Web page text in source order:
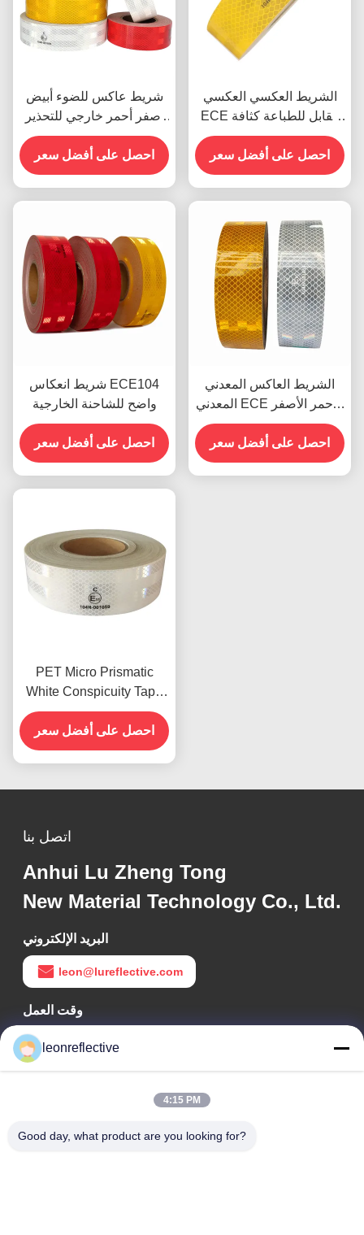
شريط عاكس للضوء أبيض
أصفر أحمر خارجي للتحذير
ECE للمقطورات
احصل على أفضل سعر
الشريط العكسي العكسي
ECE القابل للطباعة كثافة
عالية
احصل على أفضل سعر
شريط انعكاس ECE104
واضح للشاحنة الخارجية
احصل على أفضل سعر
الشريط العاكس المعدني
المعدني ECE الأحمر الأصفر
الأبيض للمقطورة
احصل على أفضل سعر
PET Micro Prismatic
White Conspicuity Tape
شريط منعكس للسيارات
معتمد ECE
احصل على أفضل سعر
اتصل بنا
Anhui Lu Zheng Tong
New Material Technology Co., Ltd.
البريد الإلكتروني
leon@lureflective.com
وقت العمل
9:00-18:00
عنواننا
التكنولوجيا العالية، هيفي، أنهوي، الصين
leonreflective
4:15 PM
Good day, what product are you looking for?